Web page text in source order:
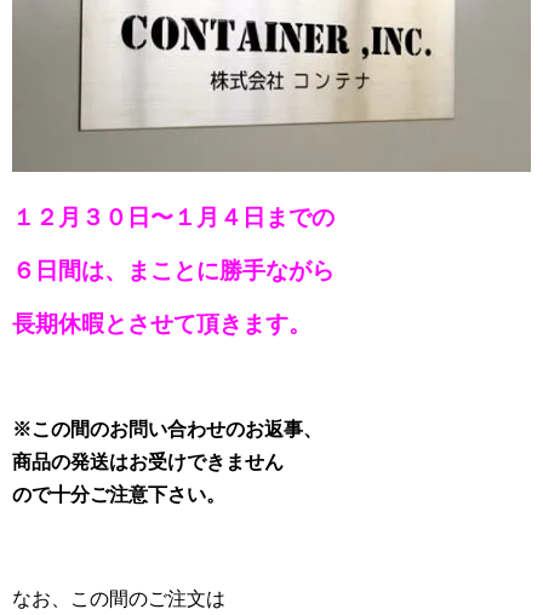
１２月３０日〜１月４日までの
６日間は、まことに勝手ながら
長期休暇とさせて頂きます。
※この間のお問い合わせのお返事、
商品の発送はお受けできません
ので十分ご注意下さい。
なお、この間のご注文は